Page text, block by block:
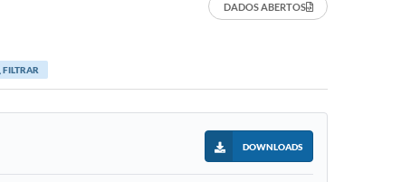
DADOS ABERTOS
FILTRAR
DOWNLOADS